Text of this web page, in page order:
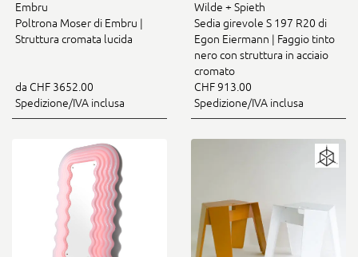
Embru
Poltrona Moser di Embru |
Struttura cromata lucida
da CHF 3652.00
Spedizione/IVA inclusa
Wilde + Spieth
Sedia girevole S 197 R20 di
Egon Eiermann | Faggio tinto
nero con struttura in acciaio
cromato
CHF 913.00
Spedizione/IVA inclusa